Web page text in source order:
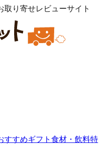
り寄せレビューサイト
すすめギフト 食材・飲料特